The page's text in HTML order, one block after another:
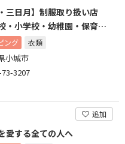
三日月】制服取り扱い店
・小学校・幼稚園・保育
ング 衣類
小城市
3207
追加
愛する全ての人へ